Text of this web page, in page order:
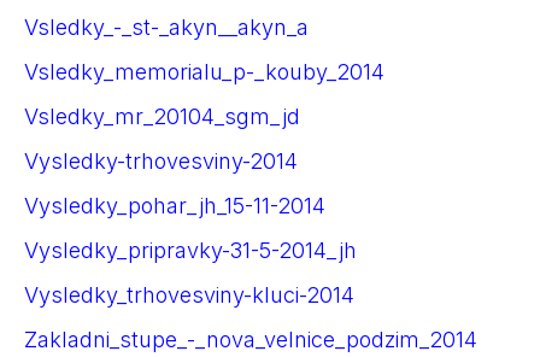
Vsledky_-_st-_akyn__akyn_a
Vsledky_memorialu_p-_kouby_2014
Vsledky_mr_20104_sgm_jd
Vysledky-trhovesviny-2014
Vysledky_pohar_jh_15-11-2014
Vysledky_pripravky-31-5-2014_jh
Vysledky_trhovesviny-kluci-2014
Zakladni_stupe_-_nova_velnice_podzim_2014